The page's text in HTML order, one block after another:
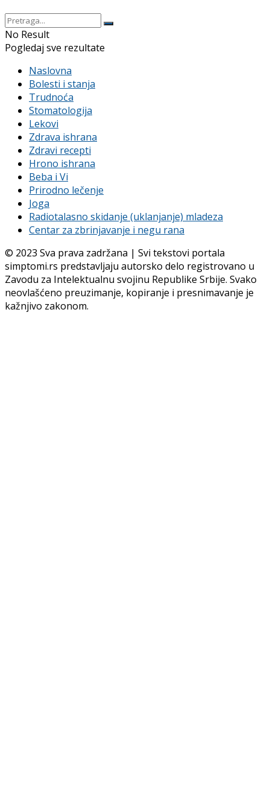
No Result
Pogledaj sve rezultate
Naslovna
Bolesti i stanja
Trudnoća
Stomatologija
Lekovi
Zdrava ishrana
Zdravi recepti
Hrono ishrana
Beba i Vi
Prirodno lečenje
Joga
Radiotalasno skidanje (uklanjanje) mladeza
Centar za zbrinjavanje i negu rana
© 2023 Sva prava zadržana | Svi tekstovi portala
simptomi.rs predstavljaju autorsko delo registrovano u
Zavodu za Intelektualnu svojinu Republike Srbije. Svako
neovlašćeno preuzimanje, kopiranje i presnimavanje je
kažnjivo zakonom.